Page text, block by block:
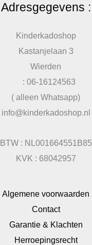
Adresgegevens :
Kinderkadoshop
Kastanjelaan 3
Wierden
: 06-16124563
( alleen Whatsapp)
info@kinderkadoshop.nl
BTW : NL001664551B85
KVK : 68042957
Algemene voorwaarden
Contact
Garantie & Klachten
Herroepingsrecht